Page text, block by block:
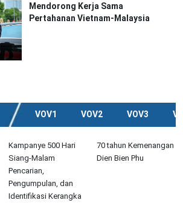
Mendorong Kerja Sama
Pertahanan Vietnam-Malaysia
VOV1 VOV2 VOV3
Kampanye 500 Hari
Siang-Malam
Pencarian,
Pengumpulan, dan
Identifikasi Kerangka
70 tahun Kemenangan
Dien Bien Phu